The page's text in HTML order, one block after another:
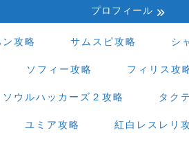
プロフィール
攻略 サムスピ攻略 シ
ソフィー攻略 フィリス攻
ソウルハッカーズ２攻略 タク
ユミア攻略 紅白レスレリ